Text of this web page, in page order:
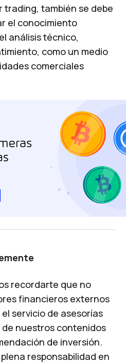
trading, también se debe
el conocimiento
análisis técnico,
como un medio
comerciales
recordarte que no
financieros externos
servicio de asesorías
nuestros contenidos
de inversión.
responsabilidad en